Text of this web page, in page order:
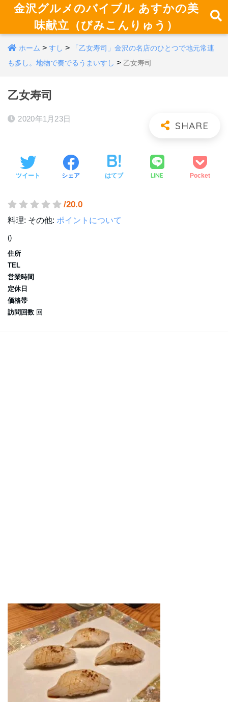
金沢グルメのバイブル あすかの美
味献立（びみこんりゅう）
ホーム > すし >
「乙女寿司」金沢の名店のひとつで地元常連
も多し。地物で奏でるうまいすし > 乙女寿司
乙女寿司
2020年1月23日
ツイート シェア はてブ LINE Pocket
/20.0
料理: その他: ポイントについて
()
住所
TEL
営業時間
定休日
価格帯
訪問回数 回